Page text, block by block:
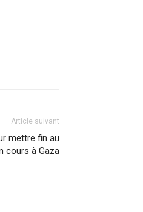
Article suivant
mettre fin au
cours à Gaza